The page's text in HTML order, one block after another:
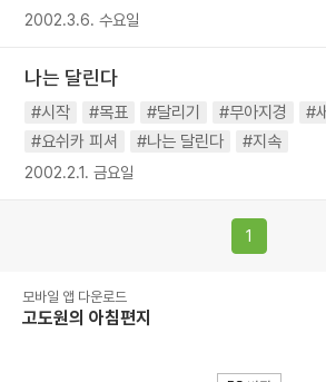
2002.3.6. 수요일
나는 달린다
#시작 #목표 #달리기 #무아지경
#
#요쉬카 피셔
#나는 달린다 #지속
2002.2.1. 금요일
1
모바일 앱 다운로드
고도원의 아침편지